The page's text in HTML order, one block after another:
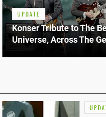
UPDATE
Konser Tribute to The
Universe, Across The
Tiket Terjangkau Mulai